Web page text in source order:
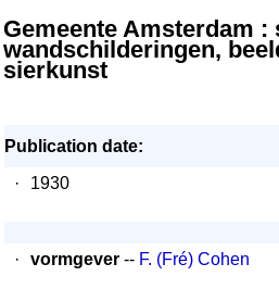
Gemeente Amsterdam :
wandschilderingen,
sierkunst
Publication date:
·
1930
· vormgever -- F. (Fré) Cohen